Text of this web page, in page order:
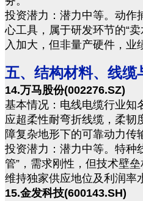
投资潜力：潜力中等。动作
心工具，属于研发环节的“
入加大，但非量产硬件，业
五、结构材料、线缆
14.万马股份(002276.SZ)
基本情况：电线电缆行业知
应超柔性耐弯折线缆，柔韧
障复杂地形下的可靠动力传
投资潜力：潜力中等。特种
管”，需求刚性，但技术壁
维持独家供应地位及利润率
15.金发科技(600143.SH)